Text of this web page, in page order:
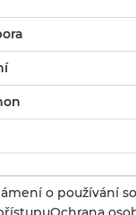
o používání